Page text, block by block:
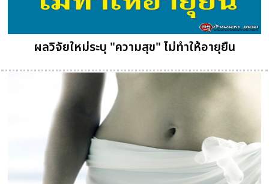
ผลวิจัยใหม่ระบุ "ความสุข" ไม่ทำให้อายุยืน